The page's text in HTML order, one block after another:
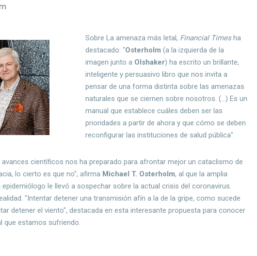
Sobre La amenaza más letal, Financial Timesha
destacado: "Osterholm(a la izquierda de la
imagen junto a Olshaker) ha escrito un brillante,
inteligente y persuasivo libro que nos invita a
pensar de una forma distinta sobre las amenazas
naturales que se ciernen sobre nosotros. (...) Es un
manual que establece cuáles deben ser las
prioridades a partir de ahora y que cómo se deben
reconfigurar las instituciones de salud pública".
avances científicos nos ha preparado para afrontar mejor un cataclismo de
lo cierto es que no", afirma Michael T. Osterholm, al que la amplia
le llevó a sospechar sobre la actual crisis del coronavirus.
"Intentar detener una transmisión afín a la de la gripe, como sucede
detener el viento", destacada en esta interesante propuesta para conocer
que estamos sufriendo.